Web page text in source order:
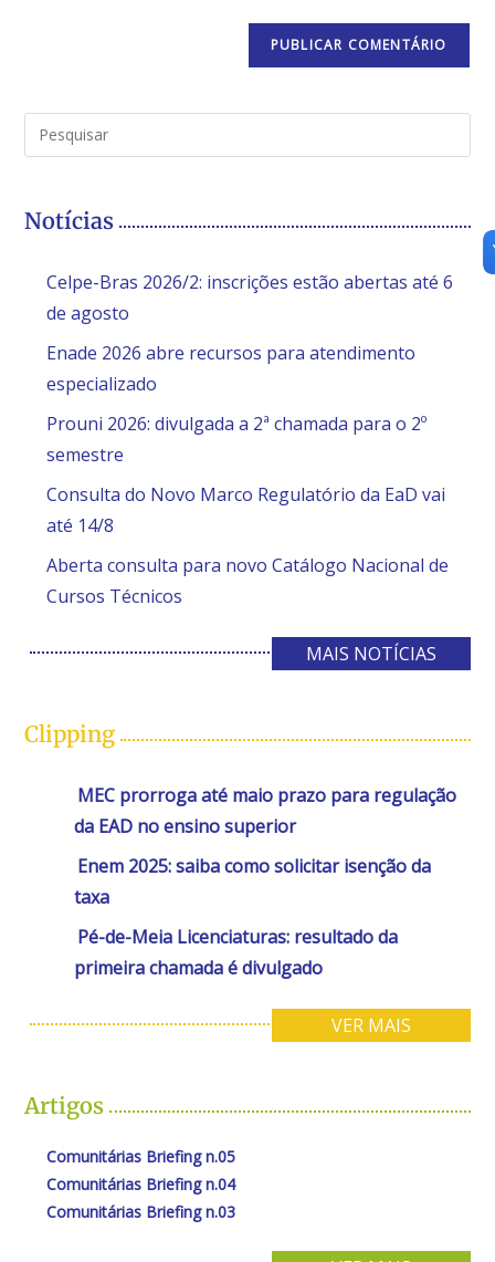
Notícias
Celpe-Bras 2026/2: inscrições estão abertas até 6
de agosto
Enade 2026 abre recursos para atendimento
especializado
Prouni 2026: divulgada a 2ª chamada para o 2º
semestre
Consulta do Novo Marco Regulatório da EaD vai
até 14/8
Aberta consulta para novo Catálogo Nacional de
Cursos Técnicos
MAIS NOTÍCIAS
Clipping
MEC prorroga até maio prazo para regulação
da EAD no ensino superior
Enem 2025: saiba como solicitar isenção da
taxa
Pé-de-Meia Licenciaturas: resultado da
primeira chamada é divulgado
VER MAIS
Artigos
Comunitárias Briefing n.05
Comunitárias Briefing n.04
Comunitárias Briefing n.03